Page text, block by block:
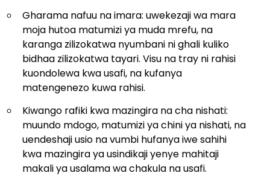
Gharama nafuu na imara: uwekezaji wa mara
moja hutoa matumizi ya muda mrefu, na
karanga zilizokatwa nyumbani ni ghali kuliko
bidhaa zilizokatwa tayari. Visu na tray ni rahisi
kuondolewa kwa usafi, na kufanya
matengenezo kuwa rahisi.
Kiwango rafiki kwa mazingira na cha nishati:
muundo mdogo, matumizi ya chini ya nishati, na
uendeshaji usio na vumbi hufanya iwe sahihi
kwa mazingira ya usindikaji yenye mahitaji
makali ya usalama wa chakula na usafi.